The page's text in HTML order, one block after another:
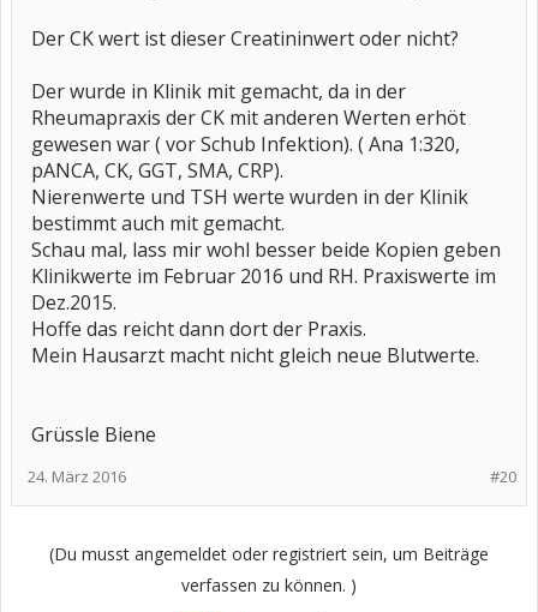
Der CK wert ist dieser Creatininwert oder nicht?
Der wurde in Klinik mit gemacht, da in der
Rheumapraxis der CK mit anderen Werten erhöt
gewesen war ( vor Schub Infektion). ( Ana 1:320,
pANCA, CK, GGT, SMA, CRP).
Nierenwerte und TSH werte wurden in der Klinik
bestimmt auch mit gemacht.
Schau mal, lass mir wohl besser beide Kopien geben
Klinikwerte im Februar 2016 und RH. Praxiswerte im
Dez.2015.
Hoffe das reicht dann dort der Praxis.
Mein Hausarzt macht nicht gleich neue Blutwerte.
Grüssle Biene
#20
24. März 2016
(Du musst angemeldet oder registriert sein, um Beiträge
verfassen zu können. )